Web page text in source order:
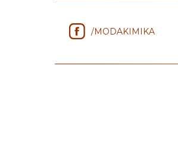
/MODAKIMIKA